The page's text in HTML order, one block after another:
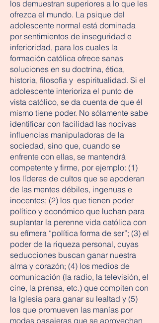
los demuestran superiores a lo que les
ofrezca el mundo. La psique del
adolescente normal está dominada
por sentimientos de inseguridad e
inferioridad, para los cuales la
formación católica ofrece sanas
soluciones en su doctrina, ética,
historia, filosofía y espiritualidad. Si el
adolescente interioriza el punto de
vista católico, se da cuenta de que él
mismo tiene poder. No sólamente sabe
identificar con facilidad las nocivas
influencias manipuladoras de la
sociedad, sino que, cuando se
enfrente con ellas, se mantendrá
competente y firme, por ejemplo: (1)
los líderes de cultos que se apoderan
de las mentes débiles, ingenuas e
inocentes; (2) los que tienen poder
político y económico que luchan para
suplantar la perenne vida católica con
su efímera “política forma de ser”; (3) el
poder de la riqueza personal, cuyas
seducciones buscan ganar nuestra
alma y corazón; (4) los medios de
comunicación (la radio, la televisión, el
cine, la prensa, etc.) que compiten con
la Iglesia para ganar su lealtad y (5)
los que promueven las manías por
modas pasajeras que se aprovechan